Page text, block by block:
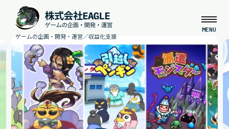
ゲームの企画・開発・運営／収益化支援